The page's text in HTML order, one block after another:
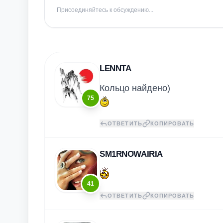
Присоединяйтесь к обсуждению...
75
LENNTA
Кольцо найдено)
ОТВЕТИТЬ КОПИРОВАТЬ
41
SM1RNOWAIRIA
ОТВЕТИТЬ КОПИРОВАТЬ